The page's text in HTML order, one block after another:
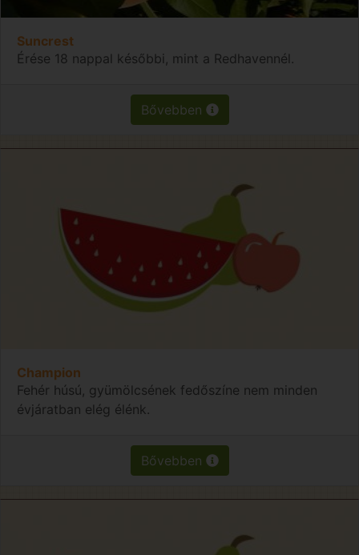
Suncrest
Érése 18 nappal későbbi, mint a Redhavennél.
Bővebben
Champion
Fehér húsú, gyümölcsének fedőszíne nem minden
évjáratban elég élénk.
Bővebben